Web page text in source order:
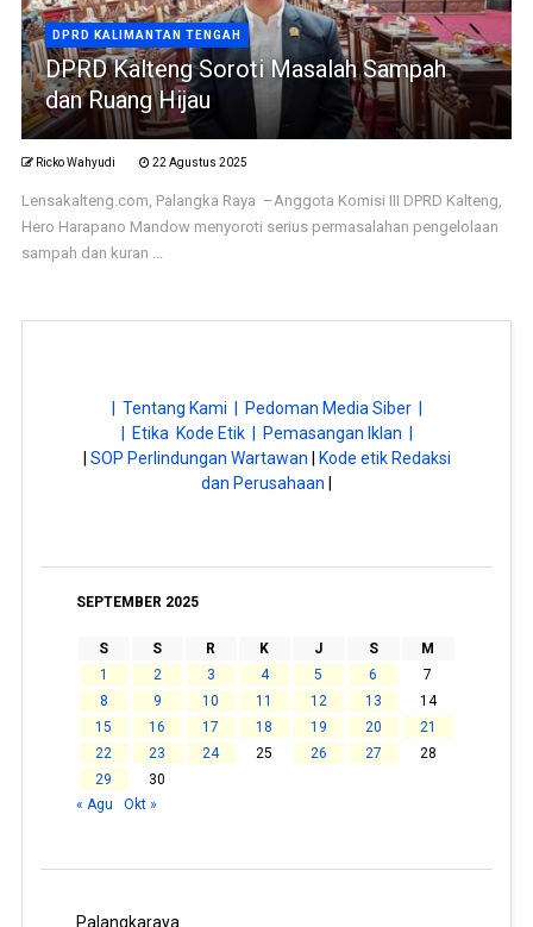
DPRD KALIMANTAN TENGAH
DPRD Kalteng Soroti Masalah Sampah
dan Ruang Hijau
Ricko Wahyudi 22 Agustus 2025
Lensakalteng.com, Palangka Raya –Anggota Komisi III DPRD Kalteng,
Hero Harapano Mandow menyoroti serius permasalahan pengelolaan
sampah dan kuran ...
| Tentang Kami | Pedoman Media Siber |
| Etika Kode Etik | Pemasangan Iklan |
| SOP Perlindungan Wartawan | Kode etik Redaksi
dan Perusahaan |
SEPTEMBER 2025
S S R K J S
M
1
2 3 4 5 6
7
8
9 10 11 12 13
14
15
16 17 18 19 20
21
22
23 24 25 26 27
28
29
30
« Agu
Okt »
Palangkaraya